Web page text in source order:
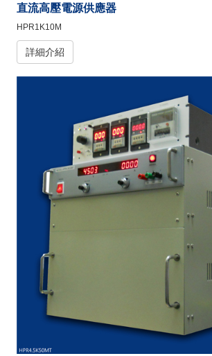
直流高壓電源供應器
HPR1K10M
詳細介紹